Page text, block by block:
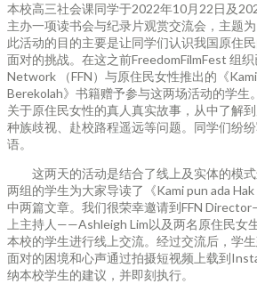
本校高三社会课同学于2022年10月22日及
主办一项读书会与纪录片观赏交流会，主题为
此活动的目的主要是让同学们认识我国原住
面对的挑战。在这之前FreedomFilmFest 组织
Network （FFN）与原住民女性推出的《
Berekolah》书籍赠予参与这两场活动的学生
关于原住民女性的真人真实故事，从中了解到
种族歧视、赴校路程遥远等问题。同学们纷
语。
这两天的活动是结合了线上及实体的模式
两组的学生为大家导读了《Kami pun ada
中两篇文章。我们很荣幸邀请到FFN
上主持人——Ashleigh Lim以及两名原住民女
本校的学生进行线上交流。经过交流后，学
面对的困境和心声通过拍摄短视频上载到
纳本校学生的建议，并即刻执行。